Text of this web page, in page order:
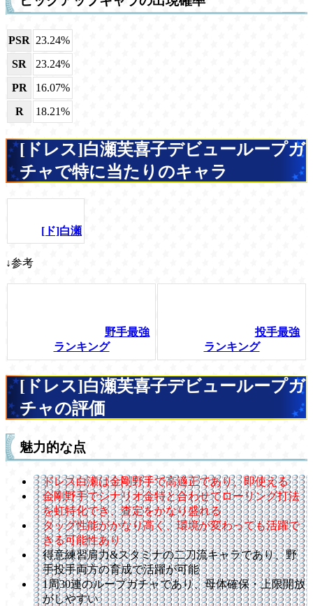
PSR 23.24%
SR
23.24%
PR
16.07%
R
18.21%
[ドレス]白瀬芙喜子デビューループガ
チャで特に当たりのキャラ
[ド]白瀬
↓参考
野手最強
ランキング
投手最強
ランキング
[ドレス]白瀬芙喜子デビューループガ
チャの評価
魅力的な点
ドレス白瀬は金剛野手で高適正であり、即使える
金剛野手でシナリオ金特と合わせてローリング打法
を虹特化でき、査定をかなり盛れる
タッグ性能がかなり高く、環境が変わっても活躍で
きる可能性あり
得意練習肩力&スタミナの二刀流キャラであり、野
手投手両方の育成で活躍が可能
1周30連のループガチャであり、母体確保・上限開放
がしやすい